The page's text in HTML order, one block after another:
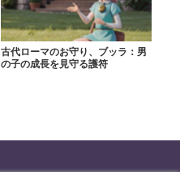
古代ローマのお守り、ブッラ：男
の子の成長を見守る護符